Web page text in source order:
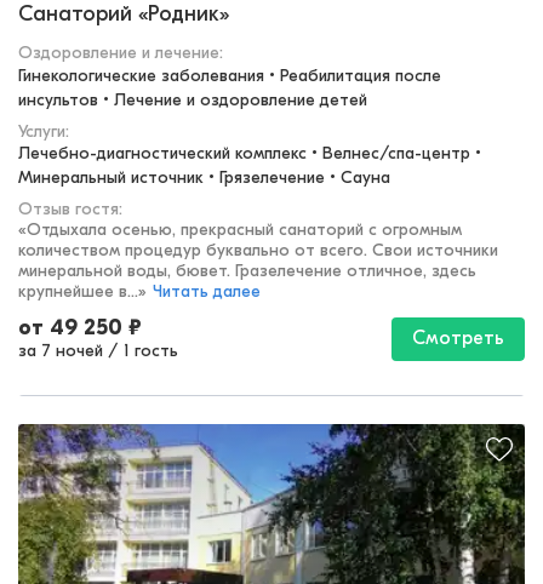
Санаторий «Родник»
Оздоровление и лечение:
Гинекологические заболевания • Реабилитация после
инсультов • Лечение и оздоровление детей
Услуги:
Лечебно-диагностический комплекс • Велнес/спа-центр •
Минеральный источник • Грязелечение • Сауна
Отзыв гостя:
«Отдыхала осенью, прекрасный санаторий с огромным
количеством процедур буквально от всего. Свои источники
минеральной воды, бювет. Гразелечение отличное, здесь
крупнейшее в...» Читать далее
от 49 250 ₽
за 7 ночей / 1 гость
Смотреть